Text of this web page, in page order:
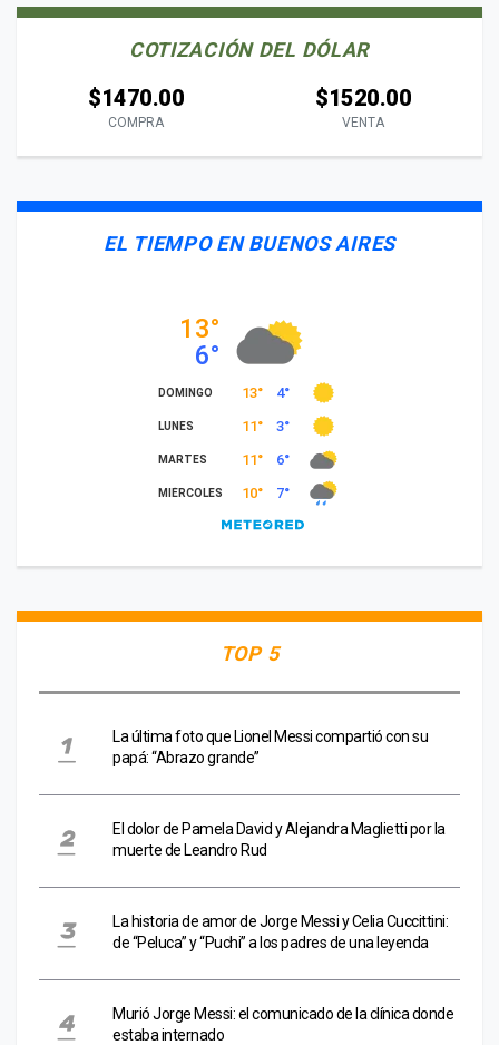
COTIZACIÓN DEL DÓLAR
$1470.00
COMPRA
$1520.00
VENTA
EL TIEMPO EN BUENOS AIRES
TOP 5
La última foto que Lionel Messi compartió con su
papá: “Abrazo grande”
El dolor de Pamela David y Alejandra Maglietti por la
muerte de Leandro Rud
La historia de amor de Jorge Messi y Celia Cuccittini:
de “Peluca” y “Puchi” a los padres de una leyenda
Murió Jorge Messi: el comunicado de la clínica donde
estaba internado